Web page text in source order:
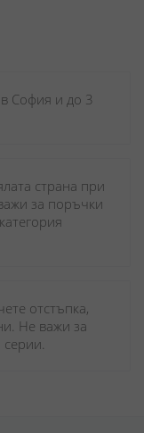
София и до 3
страна при
за поръчки
отстъпка,
Не важи за